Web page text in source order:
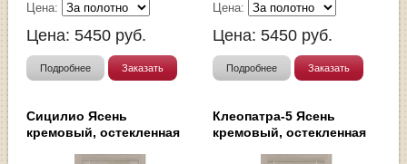
Цена:
Цена:5450 руб.
Подробнее Заказать
Цена:
Цена: 5450 руб.
Подробнее Заказать
Сицилио Ясень
кремовый, остекленная
Клеопатра-5 Ясень
кремовый, остекленная